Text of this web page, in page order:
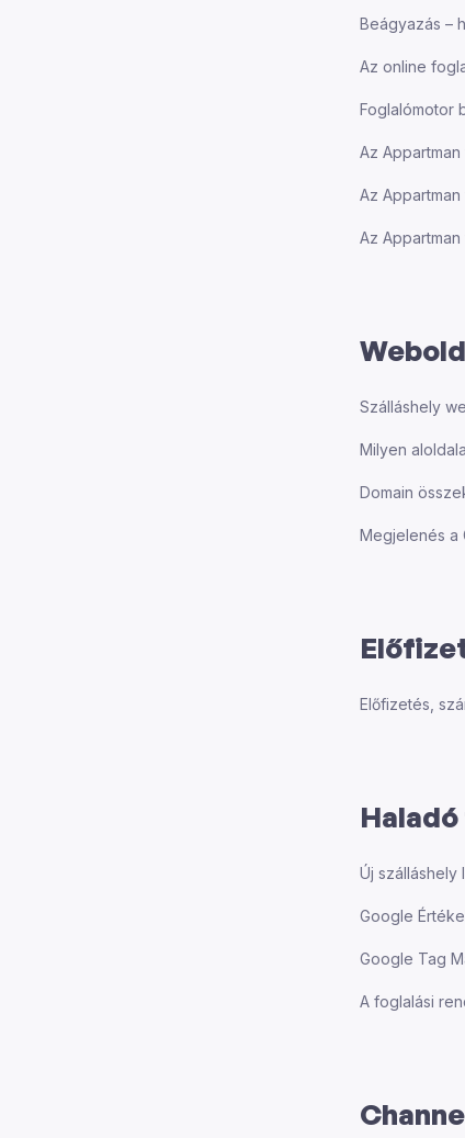
Beágyazás –
Az online
Foglalómotor
Az
Az
Az
Szálláshely
Milyen
Domain
Megjelenés a
Előfizetés,
Új
Google
Google Tag
A foglalási